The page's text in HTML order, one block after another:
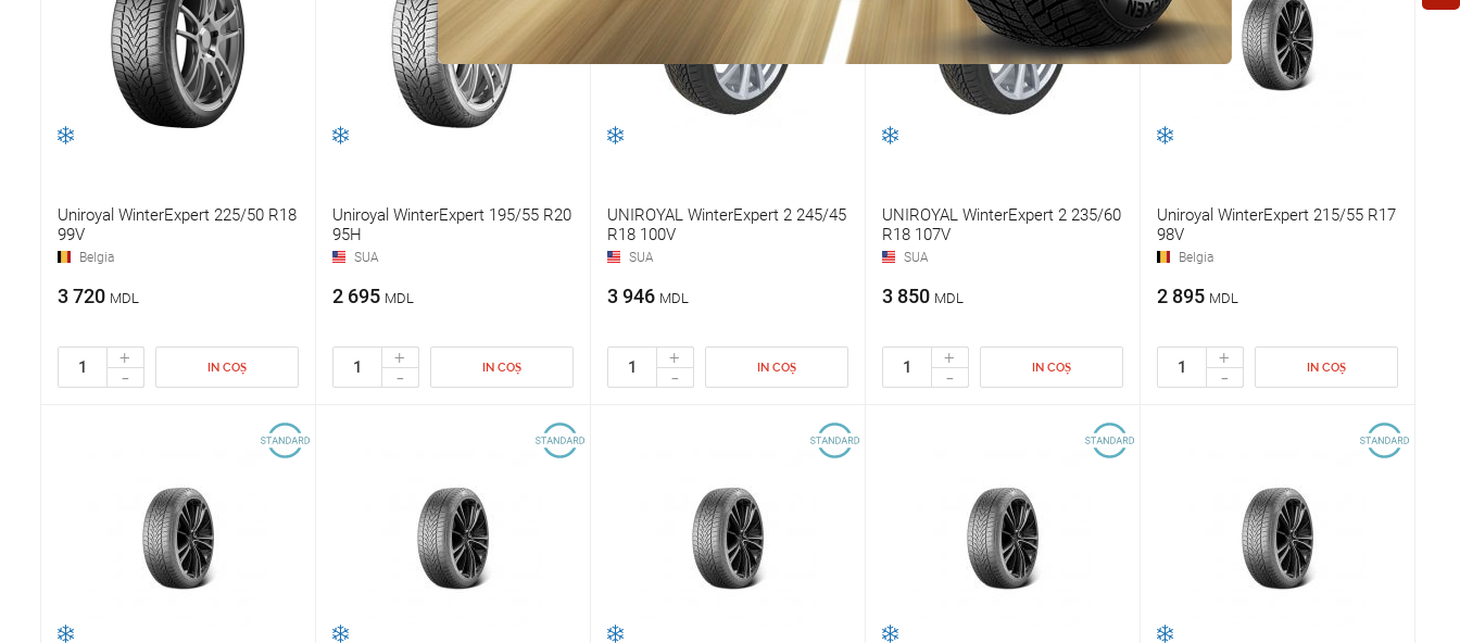
Uniroyal WinterExpert 225/50 R18
99V
Belgia
3 720 MDL
+
- IN COȘ
Uniroyal WinterExpert 195/55 R20
95H
SUA
2 695 MDL
+
- IN COȘ
UNIROYAL WinterExpert 2 245/45
R18 100V
SUA
3 946 MDL
+
- IN COȘ
UNIROYAL WinterExpert 2 235/60
R18 107V
SUA
3 850 MDL
+
- IN COȘ
Uniroyal WinterExpert 215/55 R17
98V
Belgia
2 895 MDL
+
- IN COȘ